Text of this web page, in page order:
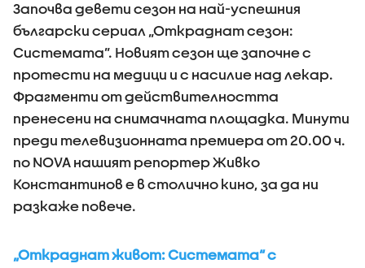
Започва девети сезон на най-успешния
български сериал „Откраднат сезон:
Системата”. Новият сезон ще започне с
протести на медици и с насилие над лекар.
Фрагменти от действителността
пренесени на снимачната площадка. Минути
преди телевизионната премиера от 20.00 ч.
по NOVA нашият репортер Живко
Константинов е в столично кино, за да ни
разкаже повече.
„Откраднат живот: Системата“ с